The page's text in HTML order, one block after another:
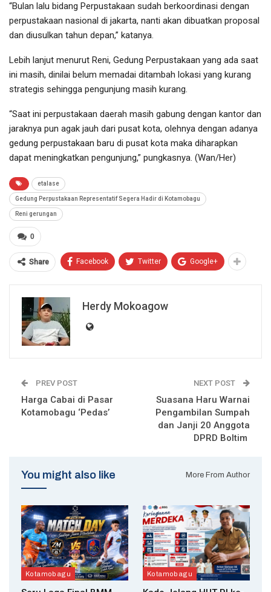
“Bulan lalu bidang Perpustakaan sudah berkoordinasi dengan
perpustakaan nasional di jakarta, nanti akan dibuatkan proposal
dan diusulkan tahun depan,” katanya.
Lebih lanjut menurut Reni, Gedung Perpustakaan yang ada saat
ini masih, dinilai belum memadai ditambah lokasi yang kurang
strategis sehingga pengunjung masih kurang.
“Saat ini perpustakaan daerah masih gabung dengan kantor dan
jaraknya pun agak jauh dari pusat kota, olehnya dengan adanya
gedung perpustakaan baru di pusat kota maka diharapkan
dapat meningkatkan pengunjung,” pungkasnya. (Wan/Her)
etalase
Gedung Perpustakaan Representatif Segera Hadir di Kotamobagu
Reni gerungan
0
Share Facebook Twitter Google+
Herdy Mokoagow
PREV POST
Harga Cabai di Pasar
Kotamobagu ‘Pedas’
NEXT POST
Suasana Haru Warnai
Pengambilan Sumpah
dan Janji 20 Anggota
DPRD Boltim
You might also like More From Author
Kotamobagu Kotamobagu